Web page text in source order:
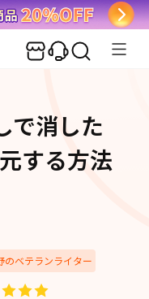
で消した
する方法
のベテランライター